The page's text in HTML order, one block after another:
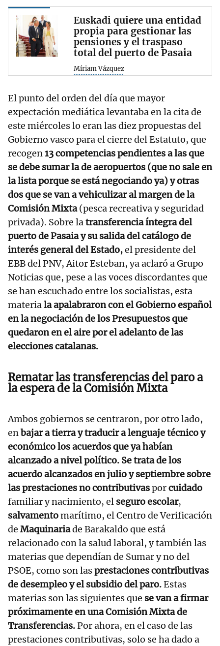
Euskadi quiere una entidad
propia para gestionar las
pensiones y el traspaso
total del puerto de Pasaia
Míriam Vázquez
El punto del orden del día que mayor
expectación mediática levantaba en la cita de
este miércoles lo eran las diez propuestas del
Gobierno vasco para el cierre del Estatuto, que
recogen13 competencias pendientes a las que
se debe sumar la de aeropuertos (que no sale en
la lista porque se está negociando ya) y otras
dos que se van a vehiculizar al margen de la
Comisión Mixta(pesca recreativa y seguridad
privada). Sobre latransferencia íntegra del
puerto de Pasaia y su salida del catálogo de
interés general del Estado,el presidente del
EBB del PNV, Aitor Esteban, ya aclaró a Grupo
Noticias que, pese a las voces discordantes que
se han escuchado entre los socialistas, esta
materiala apalabraron con el Gobierno español
en la negociación de los Presupuestos que
quedaron en el aire por el adelanto de las
elecciones catalanas.
Rematar las transferencias del paro a
la espera de la Comisión Mixta
Ambos gobiernos se centraron, por otro lado,
enbajar a tierra y traducir a lenguaje técnico y
económico los acuerdos que ya habían
alcanzado a nivel político. Se trata de los
acuerdo alcanzados en julio y septiembre sobre
las prestaciones no contributivasporcuidado
familiar y nacimiento, el seguro escolar,
salvamentomarítimo, el Centro de Verificación
de Maquinariade Barakaldo que está
relacionado con la salud laboral, y también las
materias que dependían de Sumar y no del
PSOE, como son lasprestaciones contributivas
de desempleo y el subsidio del paro.Estas
materias son las siguientes que se van a firmar
próximamente en una Comisión Mixta de
Transferencias.Por ahora, en el caso de las
prestaciones contributivas, solo se ha dado a